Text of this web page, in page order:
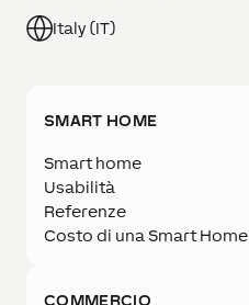
Italy (IT)
SMART HOME
Smart home
Usabilità
Referenze
Costo di una Smart Home
COMMERCIO